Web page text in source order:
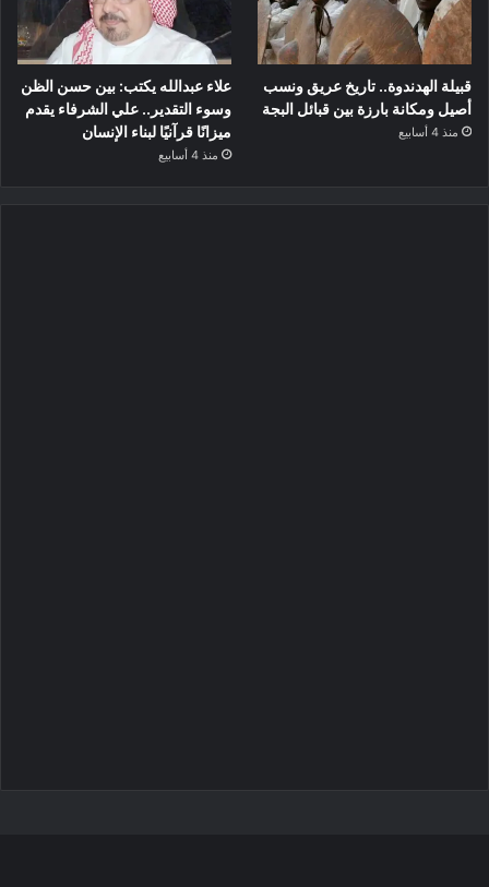
قبيلة الهدندوة.. تاريخ عريق ونسب
أصيل ومكانة بارزة بين قبائل البجة
منذ 4 أسابيع
علاء عبدالله يكتب: بين حسن الظن
وسوء التقدير.. علي الشرفاء يقدم
ميزانًا قرآنيًا لبناء الإنسان
منذ 4 أسابيع